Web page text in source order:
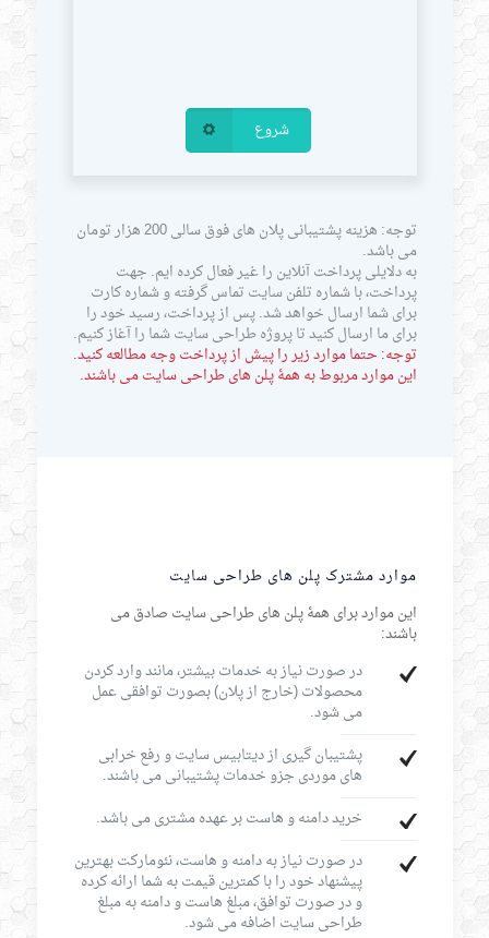
شروع
توجه: هزینه پشتیبانی پلان های فوق سالی 200 هزار تومان
می باشد.
به دلایلی پرداخت آنلاین را غیر فعال کرده ایم. جهت
پرداخت، با شماره تلفن سایت تماس گرفته و شماره کارت
برای شما ارسال خواهد شد. پس از پرداخت، رسید خود را
برای ما ارسال کنید تا پروژه طراحی سایت شما را آغاز کنیم.
توجه: حتما موارد زیر را پیش از پرداخت وجه مطالعه کنید.
این موارد مربوط به همۀ پلن های طراحی سایت می باشند.
موارد مشترک پلن های طراحی سایت
این موارد برای همۀ پلن های طراحی سایت صادق می
باشند:
در صورت نیاز به خدمات بیشتر، مانند وارد کردن
محصولات (خارج از پلان) بصورت توافقی عمل
می شود.
پشتیبان گیری از دیتابیس سایت و رفع خرابی
های موردی جزو خدمات پشتیبانی می باشند.
خرید دامنه و هاست بر عهده مشتری می باشد.
در صورت نیاز به دامنه و هاست، نئومارکت بهترین
پیشنهاد خود را با کمترین قیمت به شما ارائه کرده
و در صورت توافق، مبلغ هاست و دامنه به مبلغ
طراحی سایت اضافه می شود.